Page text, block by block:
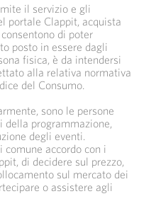
il servizio e gli
portale Clappit, acquista
di poter
posto in essere dagli
fisica, è da intendersi
alla relativa normativa
del Consumo.
sono le persone
programmazione,
degli eventi.
comune accordo con i
di decidere sul prezzo,
sul mercato dei
o assistere agli